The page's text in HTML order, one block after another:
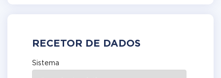
RECETOR DE DADOS
Sistema